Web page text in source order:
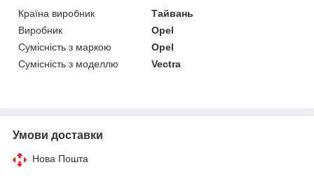
Країна виробник
Тайвань
Виробник
Opel
Сумісність з маркою
Opel
Сумісність з моделлю
Vectra
Умови доставки
Нова Пошта